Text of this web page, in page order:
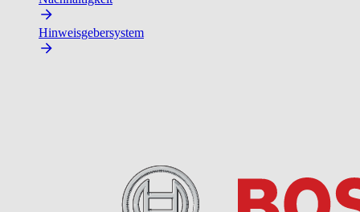
Hinweisgebersystem